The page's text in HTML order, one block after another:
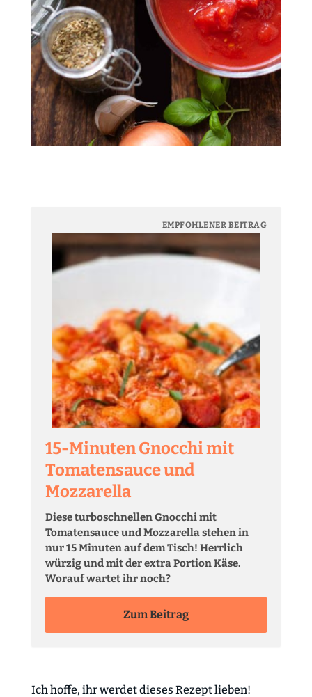
EMPFOHLENER BEITRAG
15-Minuten Gnocchi mit
Tomatensauce und
Mozzarella
Diese turboschnellen Gnocchi mit
Tomatensauce und Mozzarella stehen in
nur 15 Minuten auf dem Tisch! Herrlich
würzig und mit der extra Portion Käse.
Worauf wartet ihr noch?
Zum Beitrag
Ich hoffe, ihr werdet dieses Rezept lieben!